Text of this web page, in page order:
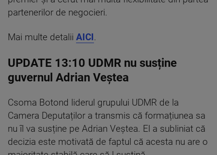
partenerilor de negocieri.
Mai multe detalii AICI.
UPDATE 13:10 UDMR nu susține
guvernul Adrian Veștea
Csoma Botond liderul grupului UDMR de la
Camera Deputaților a transmis că formațiunea sa
nu îl va susține pe Adrian Veștea. El a subliniat că
decizia este motivată de faptul că acesta nu are o